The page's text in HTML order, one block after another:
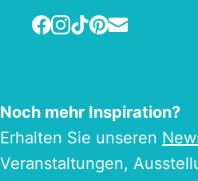
Facebook
Instagram
TikTok
Pinterest
E-mail
Noch mehr Inspiration?
Erhalten Sie unseren
Veranstaltungen,